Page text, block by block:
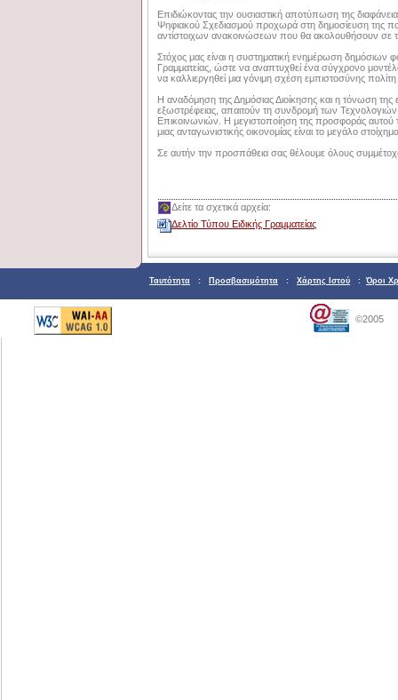
Επιδιώκοντας την ουσιαστική αποτύπωση της διαφάνειας
Ψηφιακού Σχεδιασμού προχωρά στη δημοσίευση της
αντίστοιχων ανακοινώσεων που θα ακολουθήσουν σε
Στόχος μας είναι η συστηματική ενημέρωση δημόσιων
Γραμματείας, ώστε να αναπτυχθεί ένα σύγχρονο
να καλλιεργηθεί μια γόνιμη σχέση εμπιστοσύνης
Η αναδόμηση της Δημόσιας Διοίκησης και η τόνωση της
εξωστρέφειας, απαιτούν τη συνδρομή των
Επικοινωνιών. Η μεγιστοποίηση της προσφοράς
μιας ανταγωνιστικής οικονομίας είναι το μεγάλο
Σε αυτήν την προσπάθεια σας θέλουμε όλους
Δείτε τα σχετικά αρχεία:
Δελτίο Τύπου Ειδικής Γραμματείας
Ταυτότητα : Προσβασιμότητα : Χάρτης Ιστού : Όροι
©2005